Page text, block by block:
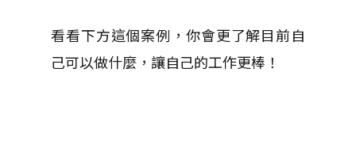
看看下方這個案例，你會更了解目前自
己可以做什麼，讓自己的工作更棒！